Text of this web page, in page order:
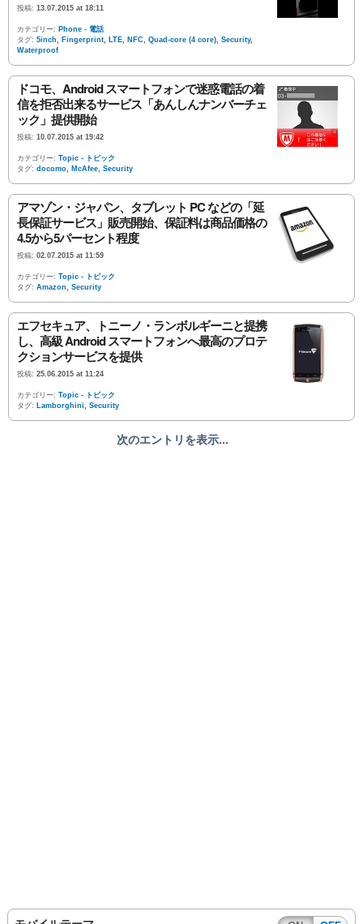
投稿: 13.07.2015 at 18:11
カテゴリー: Phone - 電話
タグ: 5inch, Fingerprint, LTE, NFC, Quad-core (4 core), Security,
Waterproof
ドコモ、Android スマートフォンで迷惑電話の着
信を拒否出来るサービス「あんしんナンバーチェ
ック」提供開始
投稿: 10.07.2015 at 19:42
カテゴリー: Topic - トピック
タグ: docomo, McAfee, Security
アマゾン・ジャパン、タブレット PC などの「延
長保証サービス」販売開始、保証料は商品価格の
4.5から5パーセント程度
投稿: 02.07.2015 at 11:59
カテゴリー: Topic - トピック
タグ: Amazon, Security
エフセキュア、トニーノ・ランボルギーニと提携
し、高級 Android スマートフォンへ最高のプロテ
クションサービスを提供
投稿: 25.06.2015 at 11:24
カテゴリー: Topic - トピック
タグ: Lamborghini, Security
次のエントリを表示...